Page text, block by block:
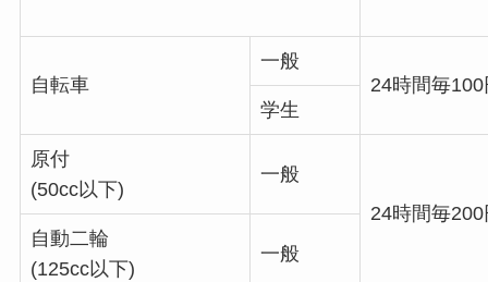
自転車
一般
24時間毎100
学生
原付
(50cc以下)
一般
24時間毎200
自動二輪
(125cc以下)
一般